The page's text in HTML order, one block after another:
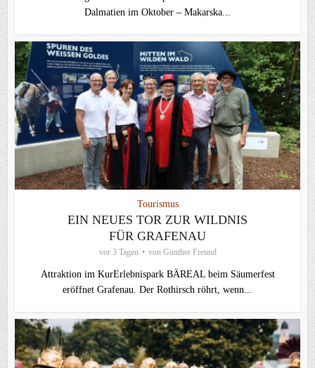
Dalmatien im Oktober – Makarska...
Tourismus
EIN NEUES TOR ZUR WILDNIS
FÜR GRAFENAU
vor 3 Tagen von Günther Freund
Attraktion im KurErlebnispark BÄREAL beim Säumerfest
eröffnet Grafenau. Der Rothirsch röhrt, wenn...